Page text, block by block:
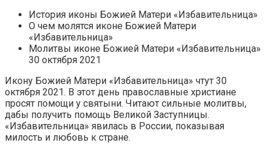
История иконы Божией Матери «Избавительница»
О чем молятся иконе Божией Матери
«Избавительница»
Молитвы иконе Божией Матери «Избавительница»
30 октября 2021
Икону Божией Матери «Избавительница» чтут 30
октября 2021. В этот день православные христиане
просят помощи у святыни. Читают сильные молитвы,
дабы получить помощь Великой Заступницы.
«Избавительница» явилась в России, показывая
милость и любовь к стране.